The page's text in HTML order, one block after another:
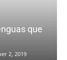
que
2, 2019